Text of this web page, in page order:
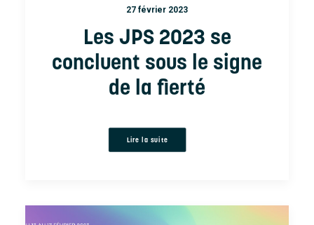
27 février 2023
Les JPS 2023 se
concluent sous le signe
de la fierté
Lire la suite